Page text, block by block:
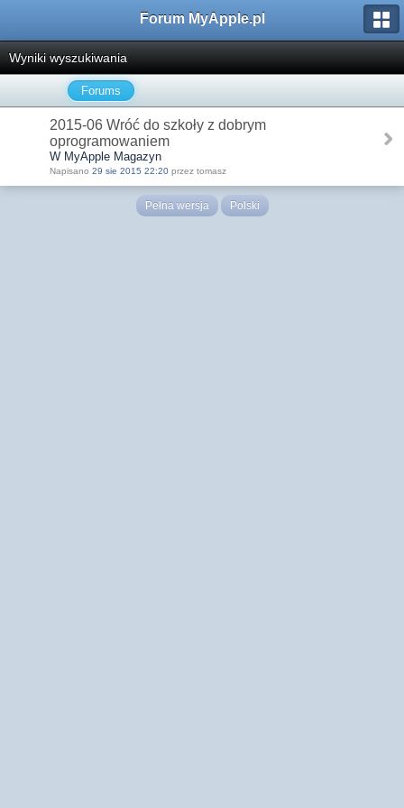
Forum MyApple.pl
Wyniki wyszukiwania
Forums
2015-06 Wróć do szkoły z dobrym
oprogramowaniem
W MyApple Magazyn
Napisano 29 sie 2015 22:20 przez tomasz
Pełna wersja Polski